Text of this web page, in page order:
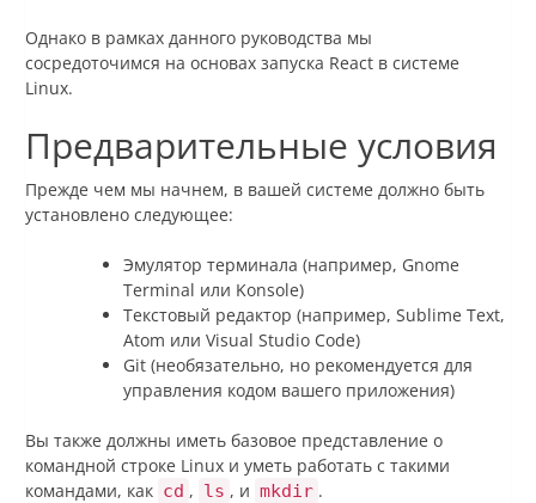
Однако в рамках данного руководства мы
сосредоточимся на основах запуска React в системе
Linux.
Предварительные условия
Прежде чем мы начнем, в вашей системе должно быть
установлено следующее:
Эмулятор терминала (например, Gnome
Terminal или Konsole)
Текстовый редактор (например, Sublime Text,
Atom или Visual Studio Code)
Git (необязательно, но рекомендуется для
управления кодом вашего приложения)
Вы также должны иметь базовое представление о
командной строке Linux и уметь работать с такими
командами, как cd , ls , и mkdir .